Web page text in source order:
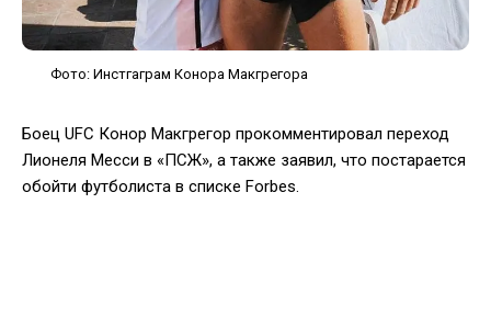
Фото: Инстгаграм Конора Макгрегора
Боец UFC Конор Макгрегор прокомментировал переход
Лионеля Месси в «ПСЖ», а также заявил, что постарается
обойти футболиста в списке Forbes.